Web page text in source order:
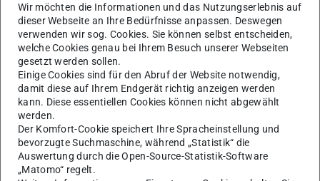
belegen.
Einführung in die Betriebswirtschaftslehre
Wir möchten die Informationen und das Nutzungserlebnis auf
dieser Webseite an Ihre Bedürfnisse anpassen. Deswegen
verwenden wir sog. Cookies. Sie können selbst entscheiden,
welche Cookies genau bei Ihrem Besuch unserer Webseiten
gesetzt werden sollen.
Einige Cookies sind für den Abruf der Website notwendig,
damit diese auf Ihrem Endgerät richtig anzeigen werden
kann. Diese essentiellen Cookies können nicht abgewählt
werden.
Der Komfort-Cookie speichert Ihre Spracheinstellung und
bevorzugte Suchmaschine, während „Statistik“ die
Auswertung durch die Open-Source-Statistik-Software
„Matomo“ regelt.